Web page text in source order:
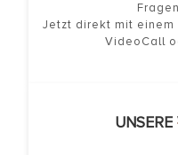
Jetzt direkt mit einem
VideoCall